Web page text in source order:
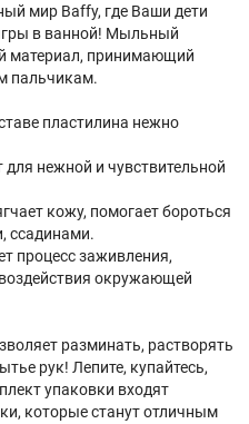
мир Baffy, где Ваши дети
в ванной! Мыльный
материал, принимающий
пальчикам.
пластилина нежно
нежной и чувствительной
кожу, помогает бороться
ссадинами.
заживления,
окружающей
разминать, растворять
рук! Лепите, купайтесь,
упаковки входят
которые станут отличным